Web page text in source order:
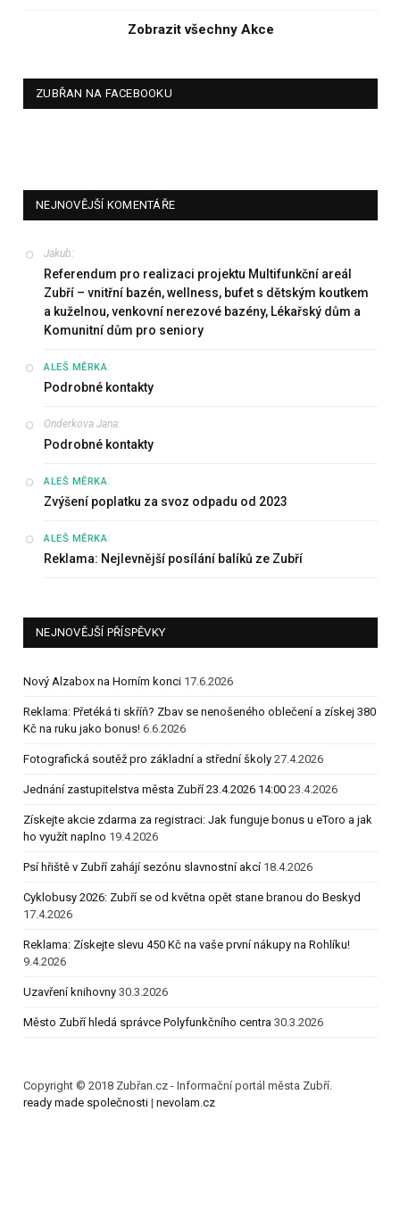
Zobrazit všechny Akce
ZUBŘAN NA FACEBOOKU
NEJNOVĚJŠÍ KOMENTÁŘE
Jakub:
Referendum pro realizaci projektu Multifunkční areál
Zubří – vnitřní bazén, wellness, bufet s dětským koutkem
a kuželnou, venkovní nerezové bazény, Lékařský dům a
Komunitní dům pro seniory
ALEŠ MĚRKA:
Podrobné kontakty
Onderkova Jana:
Podrobné kontakty
ALEŠ MĚRKA:
Zvýšení poplatku za svoz odpadu od 2023
ALEŠ MĚRKA:
Reklama: Nejlevnější posílání balíků ze Zubří
NEJNOVĚJŠÍ PŘÍSPĚVKY
Nový Alzabox na Horním konci 17.6.2026
Reklama: Přetéká ti skříň? Zbav se nenošeného oblečení a získej 380
Kč na ruku jako bonus! 6.6.2026
Fotografická soutěž pro základní a střední školy 27.4.2026
Jednání zastupitelstva města Zubří 23.4.2026 14:00 23.4.2026
Získejte akcie zdarma za registraci: Jak funguje bonus u eToro a jak
ho využít naplno 19.4.2026
Psí hřiště v Zubří zahájí sezónu slavnostní akcí 18.4.2026
Cyklobusy 2026: Zubří se od května opět stane branou do Beskyd
17.4.2026
Reklama: Získejte slevu 450 Kč na vaše první nákupy na Rohlíku!
9.4.2026
Uzavření knihovny 30.3.2026
Město Zubří hledá správce Polyfunkčního centra 30.3.2026
Copyright © 2018 Zubřan.cz - Informační portál města Zubří.
ready made společnosti | nevolam.cz